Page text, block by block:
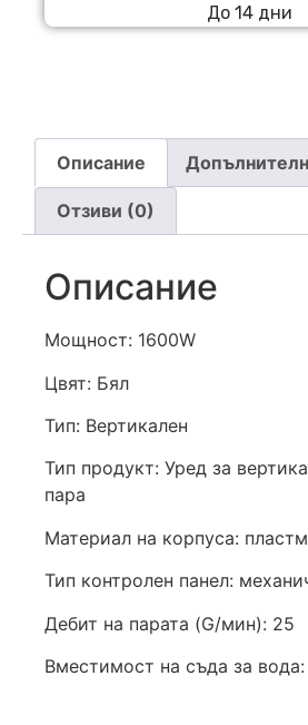
До 14 дни
Описание
Отзиви (0)
Описание
Мощност: 1600W
Цвят: Бял
Тип: Вертикален
Тип продукт: Уред за
пара
Материал на корпуса:
Тип контролен панел:
Дебит на парата (G/мин): 25
Вместимост на съда за